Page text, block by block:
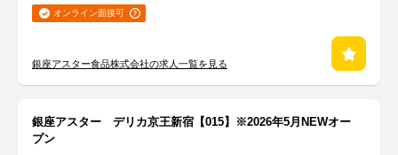
オンライン面接可
銀座アスター食品株式会社の求人一覧を見る
銀座アスター デリカ京王新宿【015】※2026年5月NEWオー
プン